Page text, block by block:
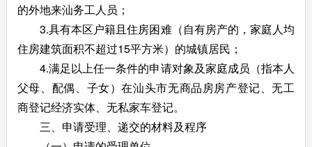
的外地来汕务工人员；
3.具有本区户籍且住房困难（自有房产的，家庭人均
住房建筑面积不超过15平方米）的城镇居民；
4.满足以上任一条件的申请对象及家庭成员（指本人
父母、配偶、子女）在汕头市无商品房房产登记、无工
商登记经济实体、无私家车登记。
三、申请受理、递交的材料及程序